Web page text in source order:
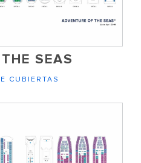
SEAS
CUBIERTAS